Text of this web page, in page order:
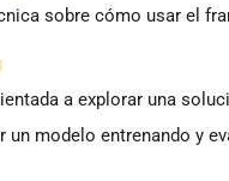
sobre cómo usar el
a explorar una
un modelo entrenando y